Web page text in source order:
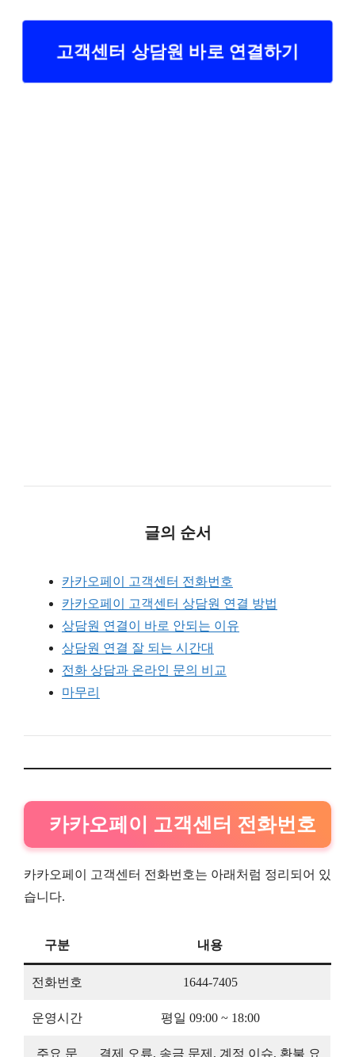
고객센터 상담원 바로 연결하기
글의 순서
카카오페이 고객센터 전화번호
카카오페이 고객센터 상담원 연결 방법
상담원 연결이 바로 안되는 이유
상담원 연결 잘 되는 시간대
전화 상담과 온라인 문의 비교
마무리
카카오페이 고객센터 전화번호
카카오페이 고객센터 전화번호는 아래처럼 정리되어 있
습니다.
구분 내용
전화번호 1644-7405
운영시간 평일 09:00 ~ 18:00
주요 문 결제 오류, 송금 문제, 계정 이슈, 환불 요